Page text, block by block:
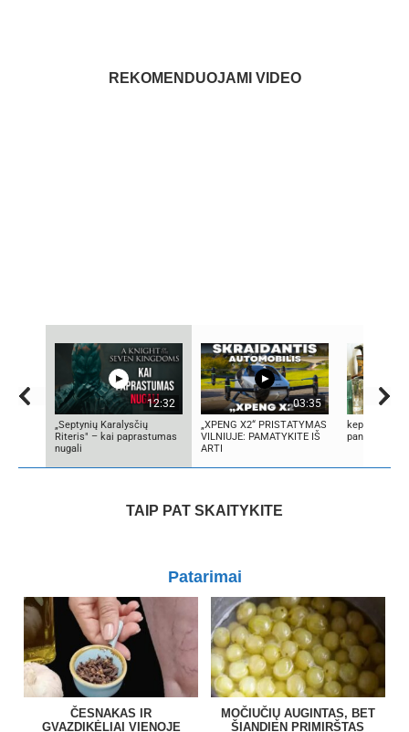
REKOMENDUOJAMI VIDEO
12:32
„Septynių Karalysčių
Riteris" – kai paprastumas
nugali
03:35
„XPENG X2“ PRISTATYMAS
VILNIUJE: PAMATYKITE IŠ
ARTI
kepami
pancakes
TAIP PAT SKAITYKITE
Patarimai
ČESNAKAS IR
GVAZDIKĖLIAI VIENOJE
MOČIUČIŲ AUGINTAS, BET
ŠIANDIEN PRIMIRŠTAS